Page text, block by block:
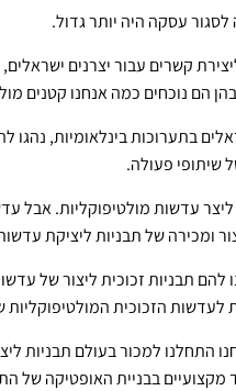
עסקה היה יותר גדול.
קשרים עבור יצרנים
הם נוכחים כמה אנחנו קטנים
בתערוכות בינלאומיות,
שיתופי פעולה.
ליצר עדשות מולטיפוקליות. אבל
ומכירה של תבניות ליציקת
להם תבניות זכוכית ליצור של
הזכוכית המולטיפוקליות
התחלנו למכור בעולם תבניות
מקצועיים בבניית האופטיקה